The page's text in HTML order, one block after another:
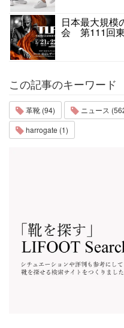
日本最大規模
会 第111回
この記事のキーワード
革靴 (94) ニュース
harrogate (1)